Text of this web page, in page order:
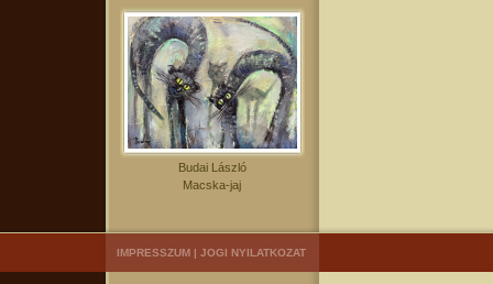
Budai László
Macska-jaj
IMPRESSZUM | JOGI NYILATKOZAT